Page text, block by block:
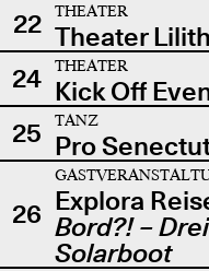
22
THEATER
Theater
24
THEATER
Kick Off
25
TANZ
Pro
26 Explora
Bord?! –
Solarboot